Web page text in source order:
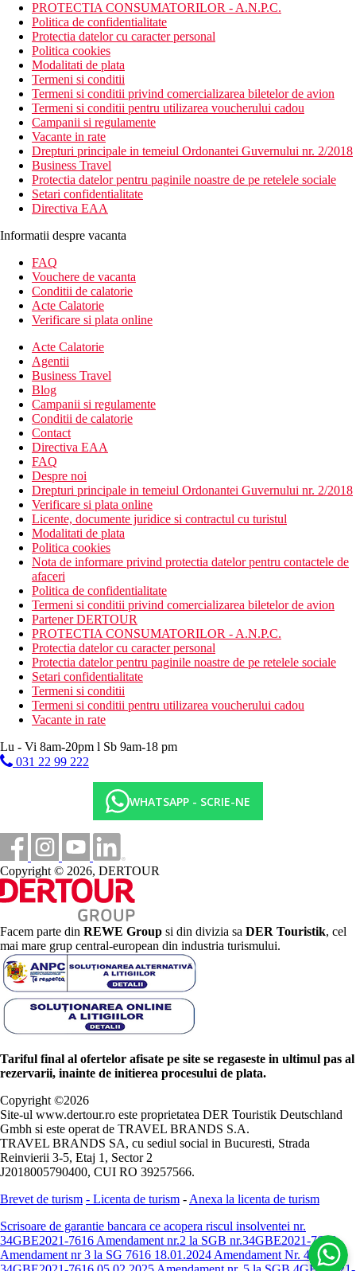
PROTECTIA CONSUMATORILOR - A.N.P.C.
Politica de confidentialitate
Protectia datelor cu caracter personal
Politica cookies
Modalitati de plata
Termeni si conditii
Termeni si conditii privind comercializarea biletelor de avion
Termeni si conditii pentru utilizarea voucherului cadou
Campanii si regulamente
Vacante in rate
Drepturi principale in temeiul Ordonantei Guvernului nr. 2/2018
Business Travel
Protectia datelor pentru paginile noastre de pe retelele sociale
Setari confidentialitate
Directiva EAA
Informatii despre vacanta
FAQ
Vouchere de vacanta
Conditii de calatorie
Acte Calatorie
Verificare si plata online
Acte Calatorie
Agentii
Business Travel
Blog
Campanii si regulamente
Conditii de calatorie
Contact
Directiva EAA
FAQ
Despre noi
Drepturi principale in temeiul Ordonantei Guvernului nr. 2/2018
Verificare si plata online
Licente, documente juridice si contractul cu turistul
Modalitati de plata
Politica cookies
Nota de informare privind protectia datelor pentru contactele de
afaceri
Politica de confidentialitate
Termeni si conditii privind comercializarea biletelor de avion
Partener DERTOUR
PROTECTIA CONSUMATORILOR - A.N.P.C.
Protectia datelor cu caracter personal
Protectia datelor pentru paginile noastre de pe retelele sociale
Setari confidentialitate
Termeni si conditii
Termeni si conditii pentru utilizarea voucherului cadou
Vacante in rate
Lu - Vi 8am-20pm l Sb 9am-18 pm
031 22 99 222
WHATSAPP - SCRIE-NE
Copyright © 2026, DERTOUR
Facem parte din REWE Group si din divizia sa DER Touristik, cel
mai mare grup central-european din industria turismului.
Tariful final al ofertelor afisate pe site se regaseste in ultimul pas al
rezervarii, inainte de initierea procesului de plata.
Copyright ©2026
Site-ul www.dertour.ro este proprietatea DER Touristik Deutschland
Gmbh si este operat de TRAVEL BRANDS S.A.
TRAVEL BRANDS SA, cu sediul social in Bucuresti, Strada
Reinvierii 3-5, Etaj 1, Sector 2
J2018005790400, CUI RO 39257566.
Brevet de turism - Licenta de turism - Anexa la licenta de turism
Scrisoare de garantie bancara ce acopera riscul insolventei nr.
34GBE2021-7616 Amendament nr.2 la SGB nr.34GBE2021-7616
Amendament nr 3 la SG 7616 18.01.2024 Amendament Nr. 4 -